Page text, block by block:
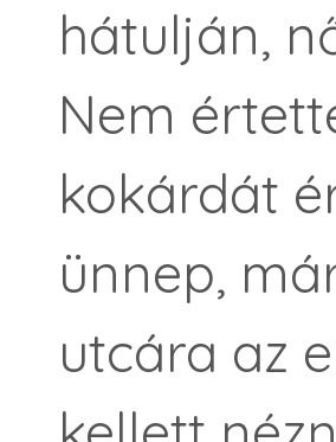
hátulján,
Nem
kokárdát
ünnep,
utcára az